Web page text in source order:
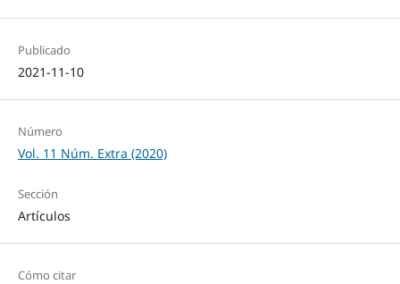
Publicado
2021-11-10
Número
Vol. 11 Núm. Extra (2020)
Sección
Artículos
Cómo citar